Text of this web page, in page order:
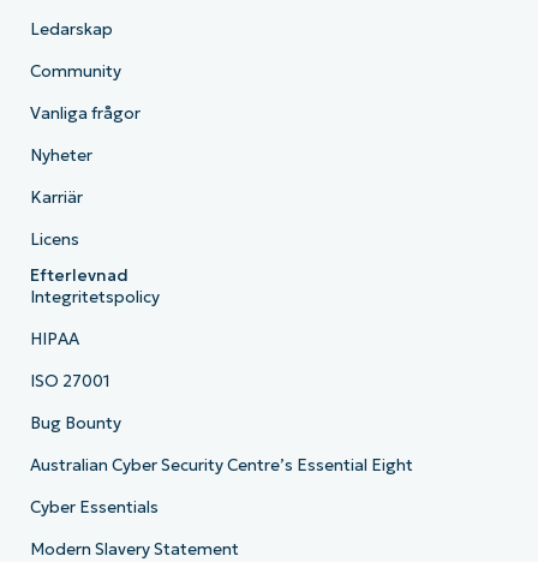
Ledarskap
Community
Vanliga frågor
Nyheter
Karriär
Licens
Efterlevnad
Integritetspolicy
HIPAA
ISO 27001
Bug Bounty
Australian Cyber Security Centre’s Essential Eight
Cyber Essentials
Modern Slavery Statement